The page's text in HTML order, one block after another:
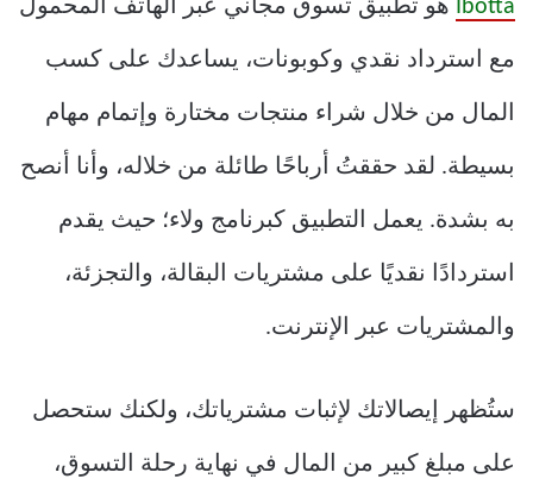
Ibotta هو تطبيق تسوق مجاني عبر الهاتف المحمول
مع استرداد نقدي وكوبونات، يساعدك على كسب
المال من خلال شراء منتجات مختارة وإتمام مهام
بسيطة. لقد حققتُ أرباحًا طائلة من خلاله، وأنا أنصح
به بشدة. يعمل التطبيق كبرنامج ولاء؛ حيث يقدم
استردادًا نقديًا على مشتريات البقالة، والتجزئة،
والمشتريات عبر الإنترنت.
ستُظهر إيصالاتك لإثبات مشترياتك، ولكنك ستحصل
على مبلغ كبير من المال في نهاية رحلة التسوق،